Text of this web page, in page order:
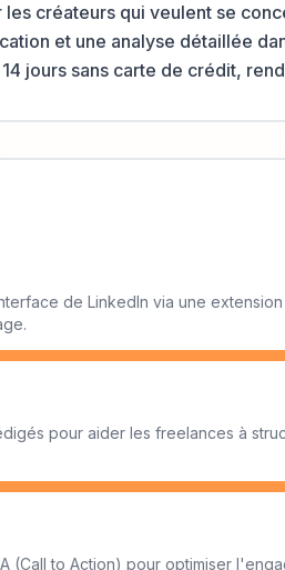
créateurs qui veulent se
et une analyse détaillée
jours sans carte de crédit,
de LinkedIn via une
pour aider les freelances à
(Call to Action) pour optimiser